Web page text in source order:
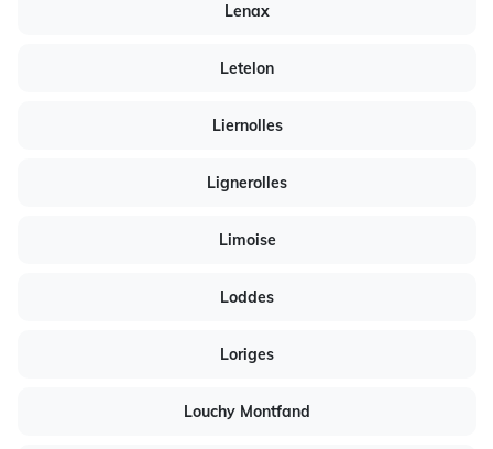
Lenax
Letelon
Liernolles
Lignerolles
Limoise
Loddes
Loriges
Louchy Montfand